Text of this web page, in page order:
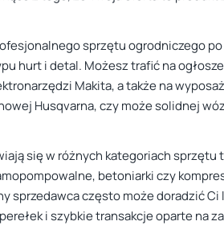
sprzętu ogrodniczego
hurt i detal. Możesz trafić na
Makita, a także na
Husqvarna, czy może solidnej
się w różnych kategoriach sprzętu
betoniarki czy
sprzedawca często może doradzić Ci
i szybkie transakcje oparte na